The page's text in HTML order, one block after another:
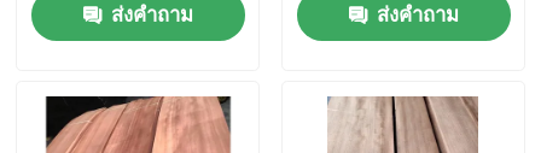
บ้าน
สินค้า
ส่งคำถาม
ส่งคำถาม